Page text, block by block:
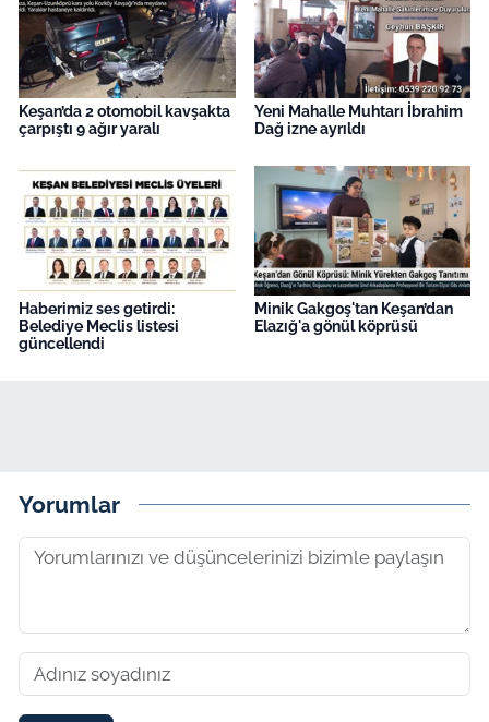
Keşan’da 2 otomobil kavşakta
çarpıştı 9 ağır yaralı
Yeni Mahalle Muhtarı İbrahim
Dağ izne ayrıldı
Haberimiz ses getirdi:
Belediye Meclis listesi
güncellendi
Minik Gakgoş'tan Keşan’dan
Elazığ'a gönül köprüsü
Yorumlar